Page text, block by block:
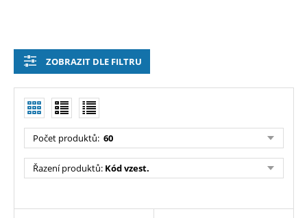
ZOBRAZIT DLE FILTRU
Počet produktů: 60
Řazení produktů: Kód vzest.